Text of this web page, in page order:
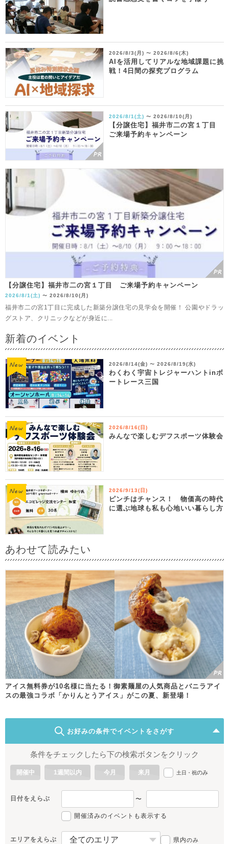
2026/8/3(月) 〜 2026/8/6(木)
AIを活用してリアルな地域課題に挑
戦！4日間の探究プログラム
2026/8/1(土) 〜 2026/8/10(月)
【分譲住宅】福井市二の宮１丁目
ご来場予約キャンペーン
【分譲住宅】福井市二の宮１丁目 ご来場予約キャンペーン
2026/8/1(土) 〜 2026/8/10(月)
福井市二の宮1丁目に完成した新築分譲住宅の見学会を開催！ 公園やドラッ
グストア、クリニックなどが身近に...
新着のイベント
2026/8/14(金) 〜 2026/8/19(水)
わくわく宇宙トレジャーハントinボ
ートレース三国
2026/8/16(日)
みんなで楽しむデフスポーツ体験会
2026/9/13(日)
ピンチはチャンス！ 物価高の時代
に選ぶ地球も私も心地いい暮らし方
あわせて読みたい
アイス無料券が10名様に当たる！御素麺屋の人気商品とバニラアイ
スの最強コラボ「かりんとうアイス」がこの夏、新登場！
お好みの条件でイベントをさがす
条件をチェックしたら下の検索ボタンをクリック
開催中 1週間以内 今月 来月 土日・祝のみ
日付をえらぶ 〜
開催済みのイベントも表示する
エリアをえらぶ 県内のみ